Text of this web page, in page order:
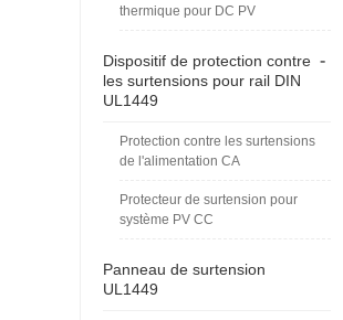
thermique pour DC PV
-
Dispositif de protection contre
les surtensions pour rail DIN
UL1449
Protection contre les surtensions
de l'alimentation CA
Protecteur de surtension pour
système PV CC
Panneau de surtension
UL1449